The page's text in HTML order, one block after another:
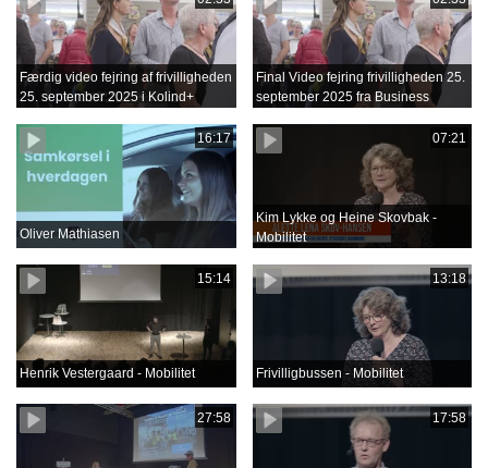
Færdig video fejring af frivilligheden
25. september 2025 i Kolind+
Final Video fejring frivilligheden 25.
september 2025 fra Business
16:17
Oliver Mathiasen
07:21
Kim Lykke og Heine Skovbak -
Mobilitet
15:14
Henrik Vestergaard - Mobilitet
13:18
Frivilligbussen - Mobilitet
27:58 17:58